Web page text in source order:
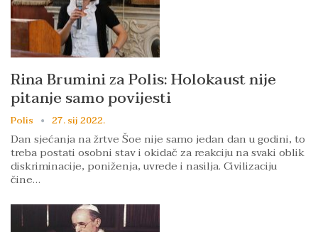
Rina Brumini za Polis: Holokaust nije
pitanje samo povijesti
Polis 27. sij 2022.
Dan sjećanja na žrtve Šoe nije samo jedan dan u godini, to
treba postati osobni stav i okidač za reakciju na svaki oblik
diskriminacije, poniženja, uvrede i nasilja. Civilizaciju
čine…